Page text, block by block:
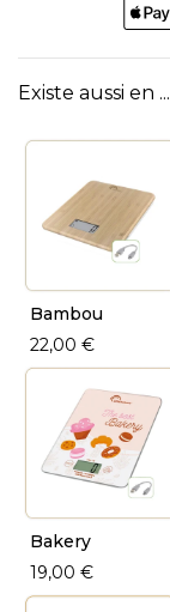
Existe aussi en ...
Bambou
22,00 €
Bakery
19,00 €